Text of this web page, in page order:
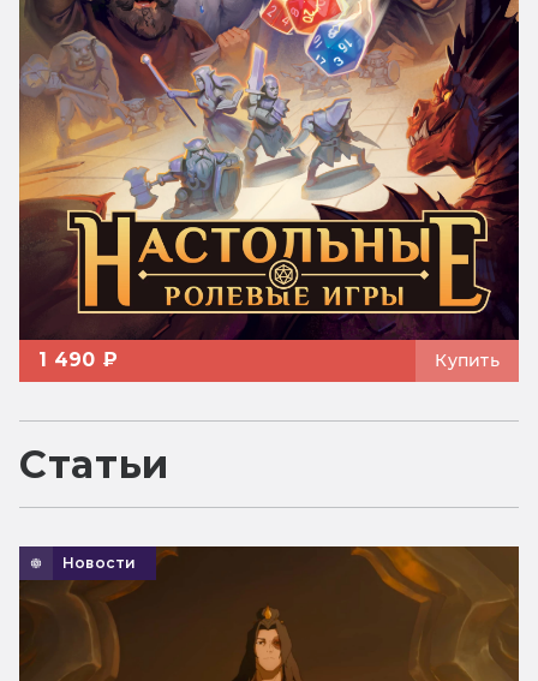
1 490 ₽ Купить
Статьи
Новости